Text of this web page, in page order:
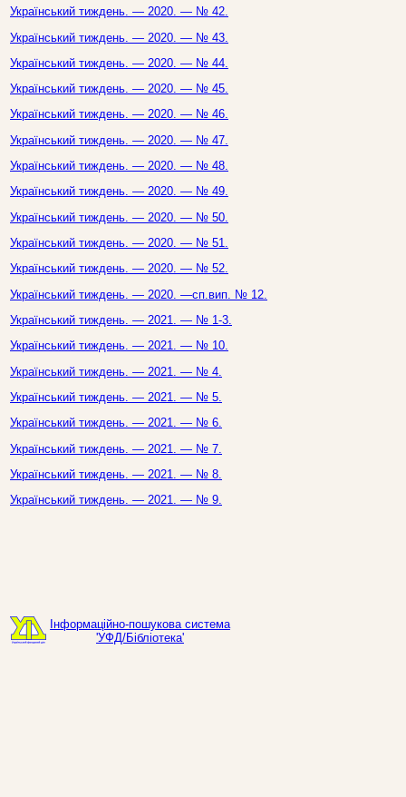
Український тиждень. — 2020. — № 42.
Український тиждень. — 2020. — № 43.
Український тиждень. — 2020. — № 44.
Український тиждень. — 2020. — № 45.
Український тиждень. — 2020. — № 46.
Український тиждень. — 2020. — № 47.
Український тиждень. — 2020. — № 48.
Український тиждень. — 2020. — № 49.
Український тиждень. — 2020. — № 50.
Український тиждень. — 2020. — № 51.
Український тиждень. — 2020. — № 52.
Український тиждень. — 2020. —сп.вип. № 12.
Український тиждень. — 2021. — № 1-3.
Український тиждень. — 2021. — № 10.
Український тиждень. — 2021. — № 4.
Український тиждень. — 2021. — № 5.
Український тиждень. — 2021. — № 6.
Український тиждень. — 2021. — № 7.
Український тиждень. — 2021. — № 8.
Український тиждень. — 2021. — № 9.
Інформаційно-пошукова система
'УФД/Бібліотека'